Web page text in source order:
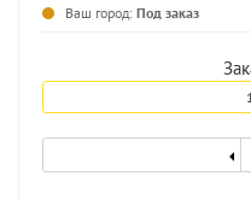
Ваш город: Под заказ